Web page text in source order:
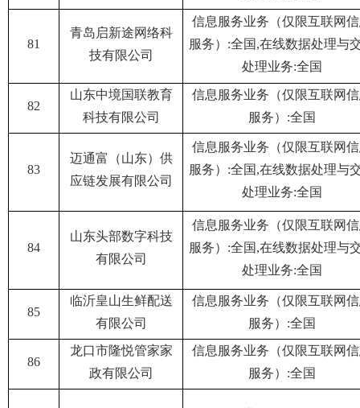
81
青岛启新途网络科
技有限公司
信息服务业务（仅限互联网
服务）:全国,在线数据处理与
处理业务:全国
82
山东中境国联教育
科技有限公司
信息服务业务（仅限互联网
服务）:全国
83
迈通富（山东）供
应链发展有限公司
信息服务业务（仅限互联网
服务）:全国,在线数据处理与
处理业务:全国
84
山东头部数字科技
有限公司
信息服务业务（仅限互联网
服务）:全国,在线数据处理与
处理业务:全国
85
临沂皇山生鲜配送
有限公司
信息服务业务（仅限互联网
服务）:全国
86
龙口市隆悦管家家
政有限公司
信息服务业务（仅限互联网
服务）:全国